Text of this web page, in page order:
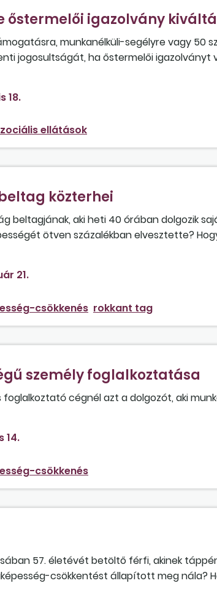
őstermelői igazolvány
munkanélküli-segélyre vagy 50
jogosultságát, ha őstermelői igazolványt
eléri?
18.
ellátások
közterhei
beltagjának, aki heti 40 órában dolgozik
ötven százalékban elvesztette?
Meg kell-e fizetnie a minimálbér után
4 százalék és 8,5 százalék nyugdíj- és
Hol található minderre törvényi hivatkozást?
21.
csökkenés rokkant tag
személy foglalkoztatása
cégnél azt a dolgozót, aki
14.
csökkenés
57. életévét betöltő férfi, akinek
csökkentést állapított meg nála?
előrehozott öregségi nyugdíjat a 60.